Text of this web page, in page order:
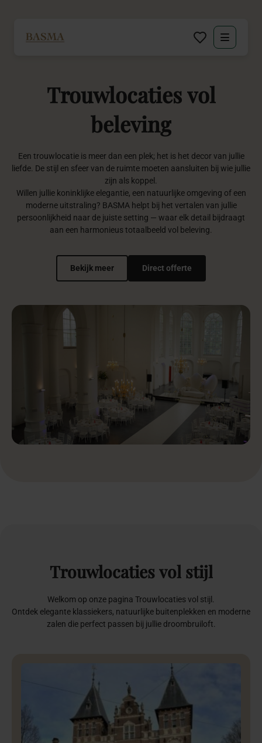
Zakelijk
Decoratie huren
Inspiratie
Over BASMA
Contact
Trouwlocatiesvol
beleving
Een trouwlocatie is meer dan een plek; het is het decor van jullie
liefde. De stijl en sfeer van de ruimte moeten aansluiten bij wie jullie
zijn als koppel.
Willen jullie koninklijke elegantie, een natuurlijke omgeving of een
moderne uitstraling? BASMA helpt bij het vertalen van jullie
persoonlijkheid naar de juiste setting — waar elk detail bijdraagt
aan een harmonieus totaalbeeld vol beleving.
Bekijk meer Direct offerte
Trouwlocaties vol stijl
Welkom op onze pagina Trouwlocaties vol stijl.
Ontdek elegante klassiekers, natuurlijke buitenplekken en moderne
zalen die perfect passen bij jullie droombruiloft.